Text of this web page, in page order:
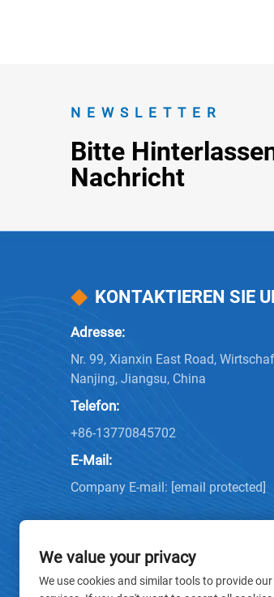
NEWSLETTER
Bitte
Nachricht
KONTAKTIEREN SIE
Adresse:
Nr. 99, Xianxin East Road,
Nanjing, Jiangsu, China
Telefon:
+86-13770845702
E-Mail:
Company E-mail: [email protected]
We value your privacy
We use cookies and similar tools to provide our